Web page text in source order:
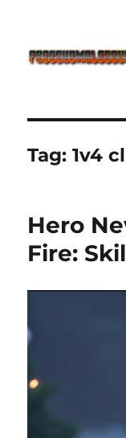
Defense
Ketagihan!
Tag:1v4
Hero
Fire: